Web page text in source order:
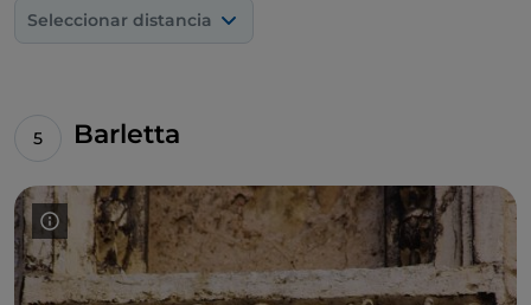
Seleccionar distancia
Barletta